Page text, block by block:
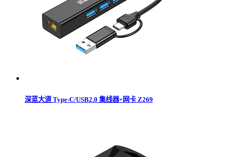
深蓝大道 Type-C/USB2.0 集线器+网卡 Z269